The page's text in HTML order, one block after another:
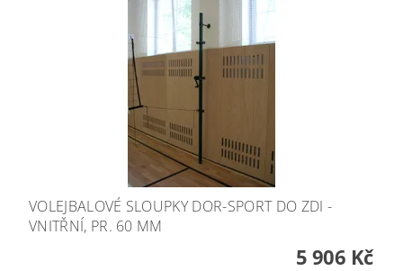
VOLEJBALOVÉ SLOUPKY DOR-SPORT DO ZDI -
VNITŘNÍ, PR. 60 MM
5 906 Kč